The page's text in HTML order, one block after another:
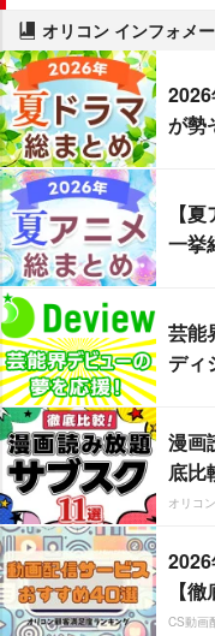
オリコン インフォメ
が勢
【
一挙
芸能
ディ
漫画
底比
オリコ
【
CS動画